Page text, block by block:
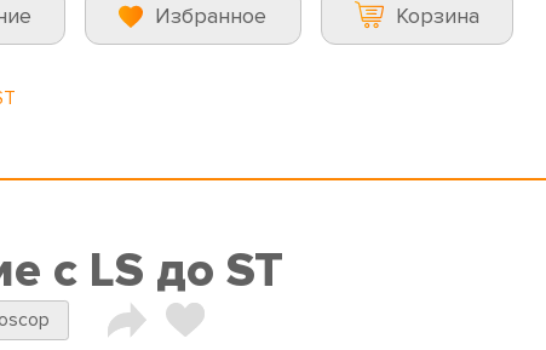
Избранное Корзина
с LS до ST